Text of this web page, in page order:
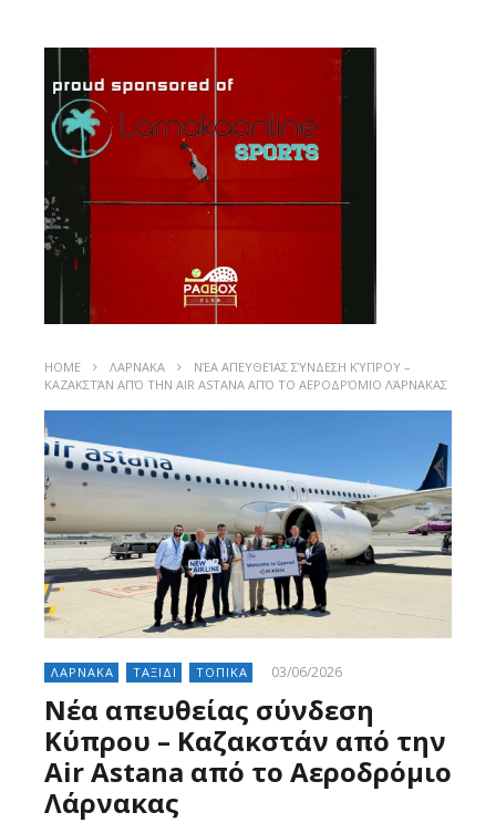
HOME ΛΑΡΝΑΚΑ
ΝΈΑ ΑΠΕΥΘΕΊΑΣ ΣΎΝΔΕΣΗ ΚΎΠΡΟΥ –
ΚΑΖΑΚΣΤΆΝ ΑΠΌ ΤΗΝ AIR ASTANA ΑΠΌ ΤΟ ΑΕΡΟΔΡΌΜΙΟ ΛΆΡΝΑΚΑΣ
ΛΑΡΝΑΚΑ ΤΑΞΙΔΙ ΤΟΠΙΚΑ 03/06/2026
Νέα απευθείας σύνδεση
Κύπρου – Καζακστάν από την
Air Astana από το Αεροδρόμιο
Λάρνακας